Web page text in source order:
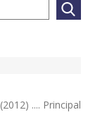
(2012) .... Principal